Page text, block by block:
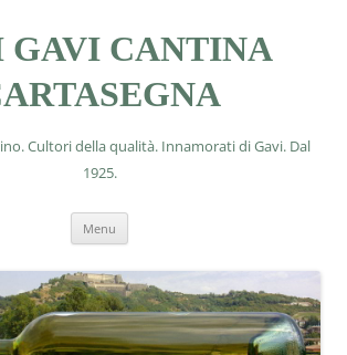
GAVI CANTINA
Cultori della qualità. Innamorati di Gavi. Dal
1925.
Menu